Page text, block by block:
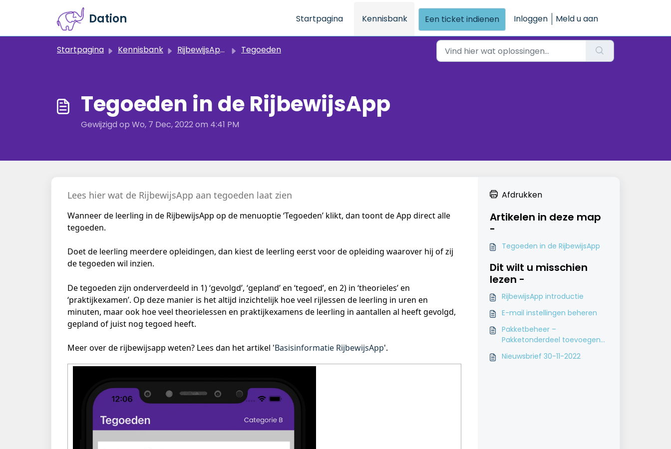
Doorgaan naar hoofdinhoud
Dation Startpagina Kennisbank Een ticket indienen Inloggen Meld u aan
Startpagina Kennisbank RijbewijsApp (Rijschool) Tegoeden
Tegoeden in de RijbewijsApp
Gewijzigd op Wo, 7 Dec, 2022 om 4:41 PM
Lees hier wat de RijbewijsApp aan tegoeden laat zien
Wanneer de leerling in de RijbewijsApp op de menuoptie ‘Tegoeden’ klikt, dan toont de App direct alle
tegoeden.
Doet de leerling meerdere opleidingen, dan kiest de leerling eerst voor de opleiding waarover hij of zij
de tegoeden wil inzien.
De tegoeden zijn onderverdeeld in 1) ‘gevolgd’, ‘gepland’ en ‘tegoed’, en 2) in ‘theorieles’ en
‘praktijkexamen’. Op deze manier is het altijd inzichtelijk hoe veel rijlessen de leerling in uren en
minuten, maar ook hoe veel theorielessen en praktijkexamens de leerling in aantallen al heeft gevolgd,
gepland of juist nog tegoed heeft.
Meer over de rijbewijsapp weten? Lees dan het artikel 'Basisinformatie RijbewijsApp'.
Afdrukken
Artikelen in deze map
-
Tegoeden in de RijbewijsApp
Dit wilt u misschien
lezen -
RijbewijsApp introductie
E-mail instellingen beheren
Pakketbeheer –
Pakketonderdeel toevoegen
Nieuwsbrief 30-11-2022